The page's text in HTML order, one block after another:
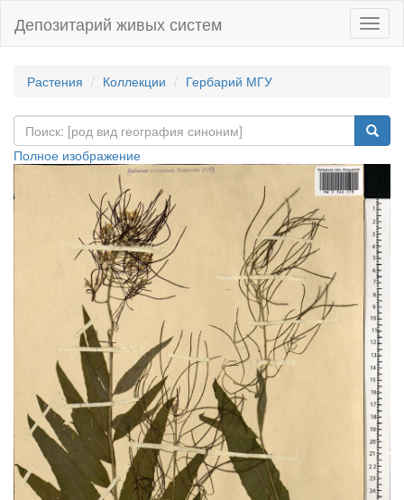
Депозитарий живых систем
Растения Коллекции Гербарий МГУ
Полное изображение